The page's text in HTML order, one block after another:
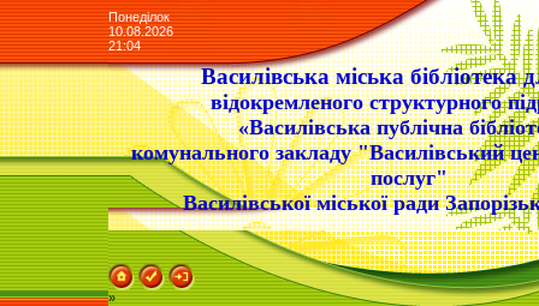
Понеділок
10.08.2026
21:04
Василівська міська бібліотека
відокремленого структурного
«Василівська публічна
комунального закладу "Василівський
послуг"
Василівської міської ради
»